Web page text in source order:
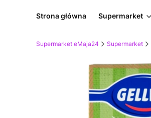
Strona główna Supermarket
Supermarket eMaja24 Supermarket